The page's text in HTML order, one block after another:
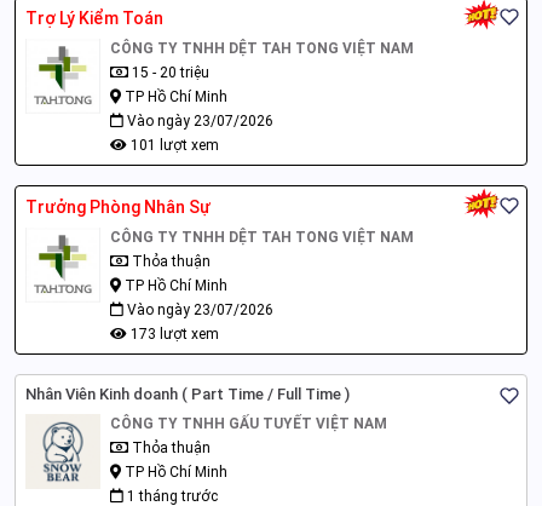
Trợ Lý Kiểm Toán
CÔNG TY TNHH DỆT TAH TONG VIỆT NAM
15 - 20 triệu
TP Hồ Chí Minh
Vào ngày 23/07/2026
101 lượt xem
Trưởng Phòng Nhân Sự
CÔNG TY TNHH DỆT TAH TONG VIỆT NAM
Thỏa thuận
TP Hồ Chí Minh
Vào ngày 23/07/2026
173 lượt xem
Nhân Viên Kinh doanh ( Part Time / Full Time )
CÔNG TY TNHH GẤU TUYẾT VIỆT NAM
Thỏa thuận
TP Hồ Chí Minh
1 tháng trước